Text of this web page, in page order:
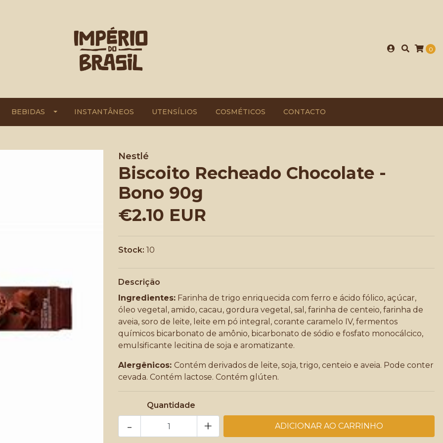
0
BEBIDAS INSTANTÂNEOS UTENSÍLIOS COSMÉTICOS CONTACTO
Nestlé
Biscoito Recheado Chocolate -
Bono 90g
€2.10 EUR
Stock: 10
Descrição
Ingredientes: Farinha de trigo enriquecida com ferro e ácido fólico, açúcar,
óleo vegetal, amido, cacau, gordura vegetal, sal, farinha de centeio, farinha de
aveia, soro de leite, leite em pó integral, corante caramelo IV, fermentos
químicos bicarbonato de amônio, bicarbonato de sódio e fosfato monocálcico,
emulsificante lecitina de soja e aromatizante.
Alergênicos: Contém derivados de leite, soja, trigo, centeio e aveia. Pode conter
cevada. Contém lactose. Contém glúten.
Quantidade
+
-